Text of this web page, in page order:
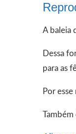
A baleia
Dessa
para as
Por